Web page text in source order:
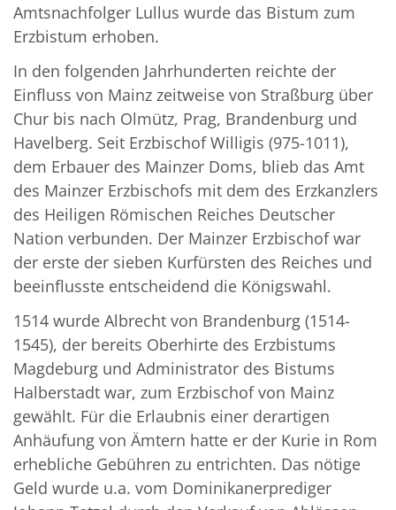
Amtsnachfolger Lullus wurde das Bistum zum
Erzbistum erhoben.
In den folgenden Jahrhunderten reichte der
Einfluss von Mainz zeitweise von Straßburg über
Chur bis nach Olmütz, Prag, Brandenburg und
Havelberg. Seit Erzbischof Willigis (975-1011),
dem Erbauer des Mainzer Doms, blieb das Amt
des Mainzer Erzbischofs mit dem des Erzkanzlers
des Heiligen Römischen Reiches Deutscher
Nation verbunden. Der Mainzer Erzbischof war
der erste der sieben Kurfürsten des Reiches und
beeinflusste entscheidend die Königswahl.
1514 wurde Albrecht von Brandenburg (1514-
1545), der bereits Oberhirte des Erzbistums
Magdeburg und Administrator des Bistums
Halberstadt war, zum Erzbischof von Mainz
gewählt. Für die Erlaubnis einer derartigen
Anhäufung von Ämtern hatte er der Kurie in Rom
erhebliche Gebühren zu entrichten. Das nötige
Geld wurde u.a. vom Dominikanerprediger